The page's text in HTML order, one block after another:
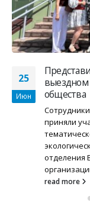
25
Июн
выездном
общества
приняли
отделения
read more